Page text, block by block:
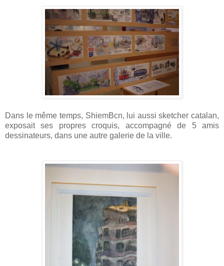
Dans le même temps, ShiemBcn, lui aussi sketcher catalan,
exposait ses propres croquis, accompagné de 5 amis
dessinateurs, dans une autre galerie de la ville.